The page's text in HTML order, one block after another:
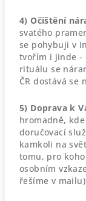
4) Očištění
svatého
se pohybuji v
tvořím i jinde -
rituálu se
ČR dostává
5) Doprava k
hromadně,
doručovací
kamkoli na
tomu, pro
osobním
řešíme v